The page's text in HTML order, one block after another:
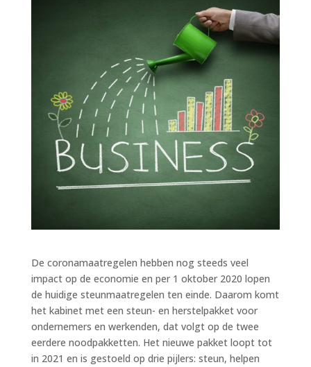
De coronamaatregelen hebben nog steeds veel
impact op de economie en per 1 oktober 2020 lopen
de huidige steunmaatregelen ten einde. Daarom komt
het kabinet met een steun- en herstelpakket voor
ondernemers en werkenden, dat volgt op de twee
eerdere noodpakketten. Het nieuwe pakket loopt tot
in 2021 en is gestoeld op drie pijlers: steun, helpen